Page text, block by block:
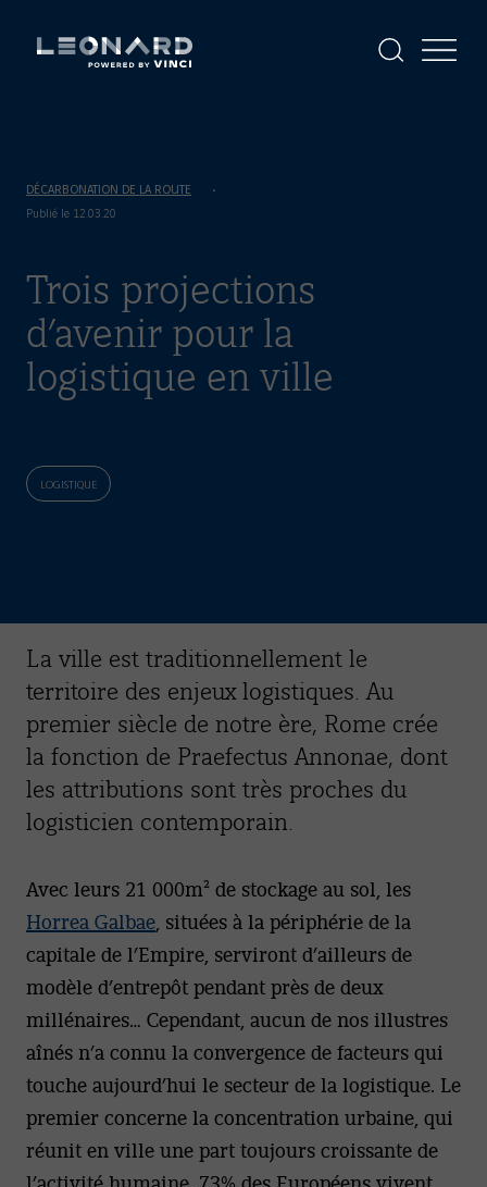
DÉCARBONATION DE LA ROUTE
Publié le 12.03.20
Trois projections
d’avenir pour la
logistique en ville
LOGISTIQUE
La ville est traditionnellement le
territoire des enjeux logistiques. Au
premier siècle de notre ère, Rome crée
la fonction de Praefectus Annonae, dont
les attributions sont très proches du
logisticien contemporain.
Avec leurs 21 000m² de stockage au sol, les
Horrea Galbae , situées à la périphérie de la
capitale de l’Empire, serviront d’ailleurs de
modèle d’entrepôt pendant près de deux
millénaires… Cependant, aucun de nos illustres
aînés n’a connu la convergence de facteurs qui
touche aujourd’hui le secteur de la logistique. Le
premier concerne la concentration urbaine, qui
réunit en ville une part toujours croissante de
AfficherAfficher
gestion